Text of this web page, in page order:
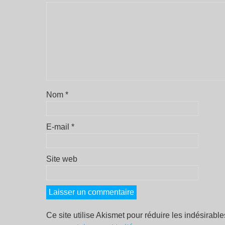
Nom *
E-mail *
Site web
Ce site utilise Akismet pour réduire les